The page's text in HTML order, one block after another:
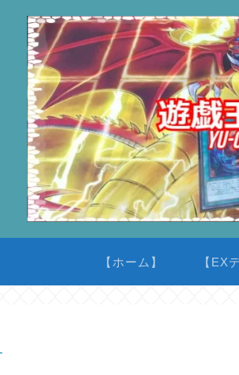
【ホーム】 【EX